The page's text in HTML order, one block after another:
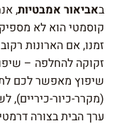
באביאור אמבטיות,
קוסמטי הוא לא
זמנו, אם הארונות
זקוקה להחלפה –
שיפוץ מאפשר לכם
(מקרר-כיור-כיריים),
ערך הבית בצורה